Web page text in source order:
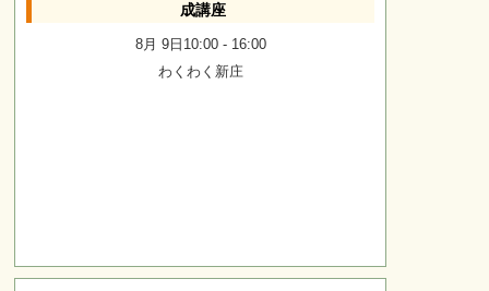
成講座
8月 9日10:00- 16:00
わくわく新庄